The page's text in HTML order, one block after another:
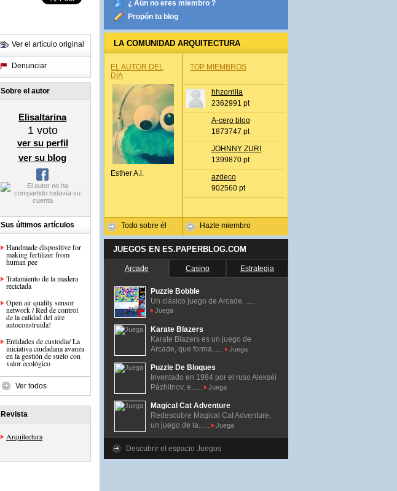
Ver el artículo original
Denunciar
Sobre el autor
Elisaltarina
1voto
ver su perfil
ver su blog
Sus últimos artículos
Handmade dispositive for
making fertilizer from
human pee
Tratamiento de la madera
reciclada
Open air quality sensor
network / Red de control
de la calidad del aire
autoconstruida!
Entidades de custodia/ La
iniciativa ciudadana avanza
en la gestión de suelo con
valor ecológico
Ver todos
Revista
Arquitectura
¿ Aún no eres miembro ?
Propón tu blog
LA COMUNIDAD ARQUITECTURA
EL AUTOR DEL
DÍA
Esther A.l.
Todo sobre él
TOP MIEMBROS
hhzorrilla
2362991 pt
A-cero blog
1873747 pt
JOHNNY ZURI
1399870 pt
azdeco
902560 pt
Hazte miembro
JUEGOS EN ES.PAPERBLOG.COM
Arcade Casino Estrategia
Puzzle Bobble
Un clásico juego de Arcade. ......
Juega
Karate Blazers
Karate Blazers es un juego de
Arcade, que forma......
Juega
Puzzle De Bloques
Inventado en 1984 por el ruso Alekséi
Pázhitnov, e......
Juega
Magical Cat Adventure
Redescubre Magical Cat Adventure,
un juego de la......
Juega
Descubrir el espacio Juegos